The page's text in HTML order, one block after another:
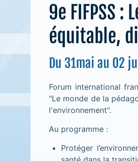
9e FIFPSS :
équitable,
Du 31mai au 02
Forum international
"Le monde de la
l'environnement".
Au programme :
Protéger